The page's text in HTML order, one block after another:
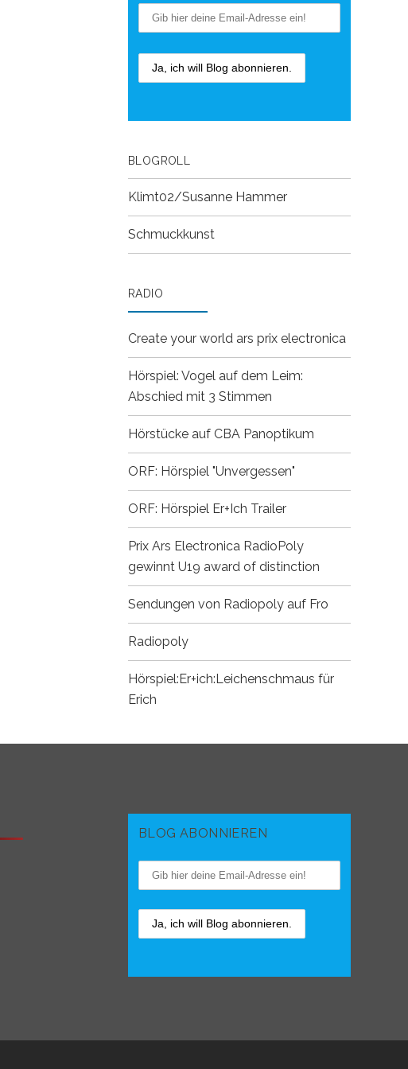
BLOGROLL
Klimt02/Susanne Hammer
Schmuckkunst
RADIO
Create your world ars prix electronica
Hörspiel: Vogel auf dem Leim:
Abschied mit 3 Stimmen
Hörstücke auf CBA Panoptikum
ORF: Hörspiel "Unvergessen"
ORF: Hörspiel Er+Ich Trailer
Prix Ars Electronica RadioPoly
gewinnt U19 award of distinction
Sendungen von Radiopoly auf Fro
Radiopoly
Hörspiel:Er+ich:Leichenschmaus für
Erich
BLOG ABONNIEREN